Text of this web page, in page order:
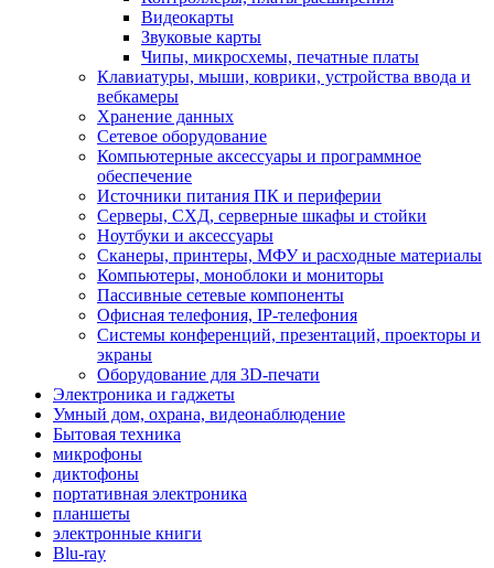
Видеокарты
Звуковые карты
Чипы, микросхемы, печатные платы
Клавиатуры, мыши, коврики, устройства ввода и
вебкамеры
Хранение данных
Сетевое оборудование
Компьютерные аксессуары и программное
обеспечение
Источники питания ПК и периферии
Серверы, СХД, серверные шкафы и стойки
Ноутбуки и аксессуары
Сканеры, принтеры, МФУ и расходные материалы
Компьютеры, моноблоки и мониторы
Пассивные сетевые компоненты
Офисная телефония, IP-телефония
Системы конференций, презентаций, проекторы и
экраны
Оборудование для 3D-печати
Электроника и гаджеты
Умный дом, охрана, видеонаблюдение
Бытовая техника
микрофоны
диктофоны
портативная электроника
планшеты
электронные книги
Blu-ray